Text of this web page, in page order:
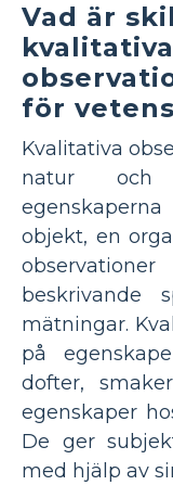
Vad är
för
Kvalitativa
natur och
objekt, en
beskrivande
mätningar.
på
dofter,
egenskaper
De ger
med hjälp av